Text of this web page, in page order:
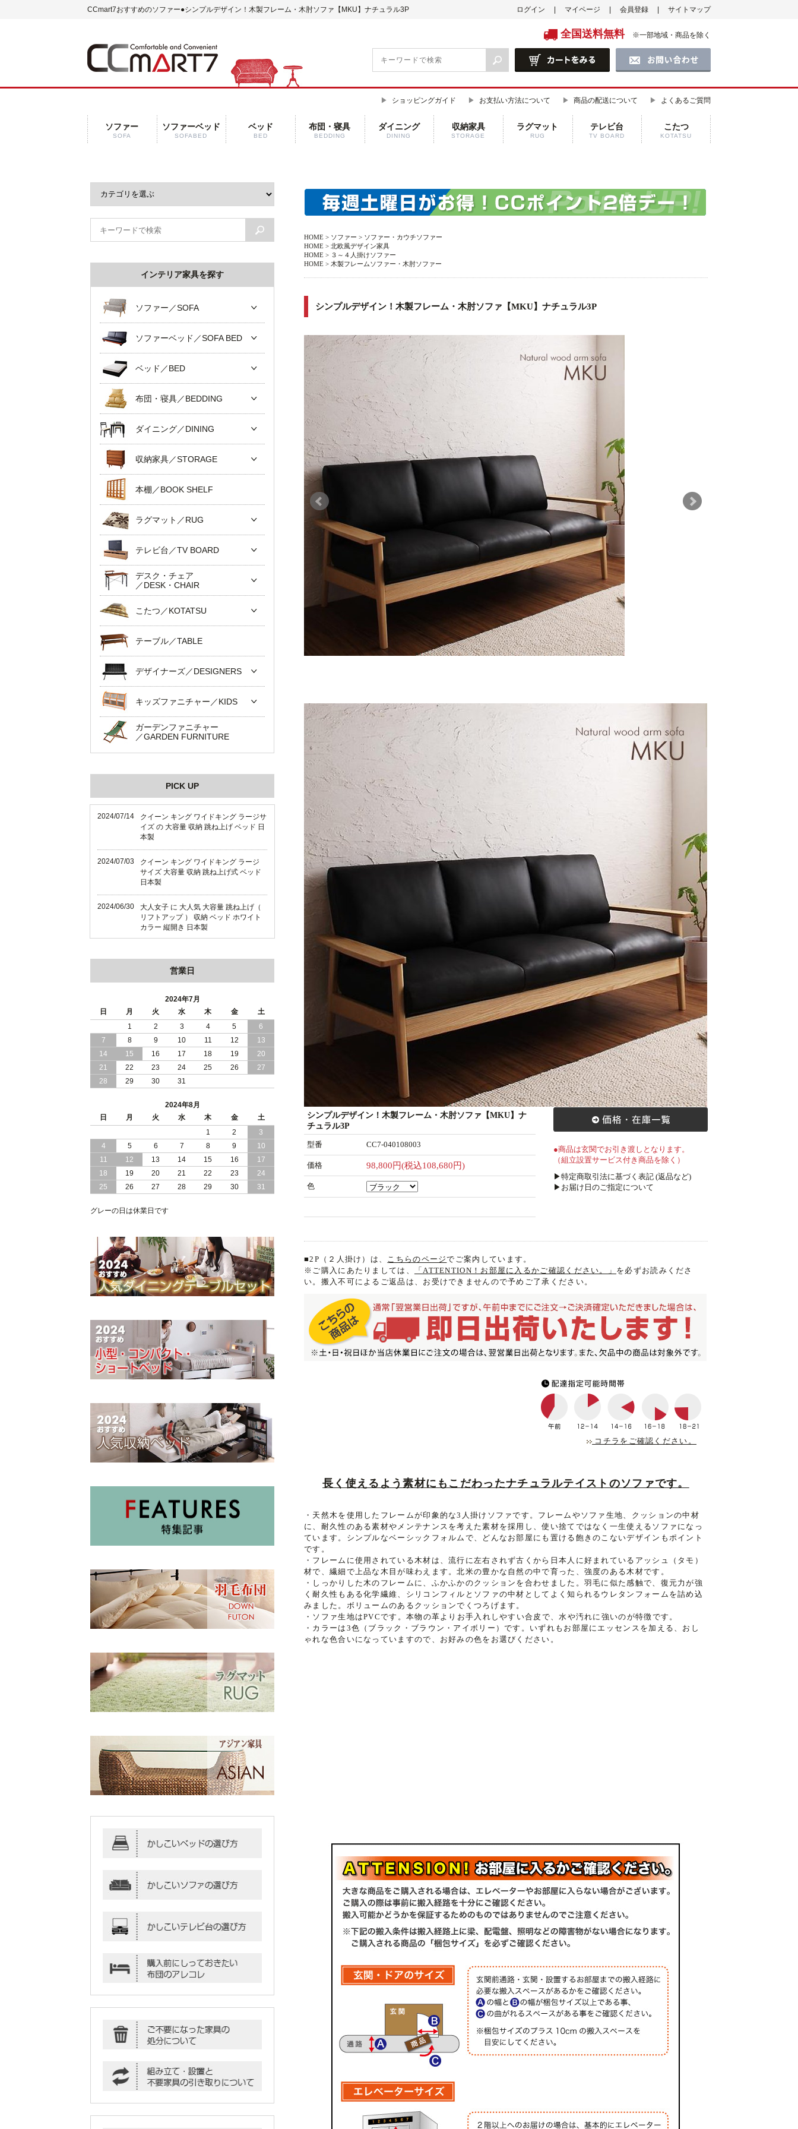
CCmart7おすすめのソファー●シンプルデザイン！木製フレーム・木肘ソファ【MKU】ナチュラル3P ログイン マイページ 会員登録 サイトマップ
全国送料無料 ※一部地域・商品を除く
ショッピングガイド お支払い方法について 商品の配送について よくあるご質問
ソファー
SOFA
ソファーベッド
SOFABED
ベッド
BED
布団・寝具
BEDDING
ダイニング
DINING
収納家具
STORAGE
ラグマット
RUG
テレビ台
TV BOARD
こたつ
KOTATSU
HOME > ソファー > ソファー・カウチソファー
HOME > 北欧風デザイン家具
HOME > ３～４人掛けソファー
HOME > 木製フレームソファー・木肘ソファー
シンプルデザイン！木製フレーム・木肘ソファ【MKU】ナチュラル3P
シンプルデザイン！木製フレーム・木肘ソファ【MKU】ナ
チュラル3P
型番 CC7-040108003
価格 98,800円(税込108,680円)
色
●商品は玄関でお引き渡しとなります。
（組立設置サービス付き商品を除く）
▶特定商取引法に基づく表記 (返品など)
▶お届け日のご指定について
■2P（２人掛け）は、 こちらのページでご案内しています。
※ご購入にあたりましては、
「ATTENTION！お部屋に入るかご確認ください。」 を必ずお読みくださ
い。搬入不可によるご返品は、お受けできませんので予めご了承ください。
コチラをご確認ください。
長く使えるよう素材にもこだわったナチュラルテイストのソファです。
・天然木を使用したフレームが印象的な3人掛けソファです。フレームやソファ生地、クッションの中材
に、耐久性のある素材やメンテナンスを考えた素材を採用し、使い捨てではなく一生使えるソファになっ
ています。シンプルなベーシックフォルムで、どんなお部屋にも置ける飽きのこないデザインもポイント
です。
・フレームに使用されている木材は、流行に左右されず古くから日本人に好まれているアッシュ（タモ）
材で、繊細で上品な木目が味わえます。北米の豊かな自然の中で育った、強度のある木材です。
・しっかりした木のフレームに、ふかふかのクッションを合わせました。羽毛に似た感触で、復元力が強
く耐久性もある化学繊維、シリコンフィルとソファの中材としてよく知られるウレタンフォームを詰め込
みました。ボリュームのあるクッションでくつろげます。
・ソファ生地はPVCです。本物の革よりお手入れしやすい合皮で、水や汚れに強いのが特徴です。
・カラーは3色（ブラック・ブラウン・アイボリー）です。いずれもお部屋にエッセンスを加える、おし
ゃれな色合いになっていますので、お好みの色をお選びください。
インテリア家具を探す
ソファー／SOFA
ソファーベッド／SOFA BED
ベッド／BED
布団・寝具／BEDDING
ダイニング／DINING
収納家具／STORAGE
本棚／BOOK SHELF
ラグマット／RUG
テレビ台／TV BOARD
デスク・チェア
／DESK・CHAIR
こたつ／KOTATSU
テーブル／TABLE
デザイナーズ／DESIGNERS
キッズファニチャー／KIDS
ガーデンファニチャー
／GARDEN FURNITURE
PICK UP
2024/07/14
クイーン キング ワイドキング ラージサ
イズ の 大容量 収納 跳ね上げ ベッド 日
本製
2024/07/03
クイーン キング ワイドキング ラージ
サイズ 大容量 収納 跳ね上げ式 ベッド
日本製
2024/06/30
大人女子 に 大人気 大容量 跳ね上げ（
リフトアップ ） 収納 ベッド ホワイト
カラー 縦開き 日本製
ワイトカラー 縦開き 日本製
全長190cm ショート丈 コンパクト 大容
量 収納力 の 跳ね上げ （ リフトアップ
） 式 ベッド 横開き 日本製
2024/05/27
日本製 大容量 収納 跳ね上げ式 リフト
アップ 横開き ヘッドボードレス ベッド
組立設置サービス付
2024/05/21
日本製 大容量 収納 跳ね上げ式 リフト
組立設置付
日本製 大容量 収納 跳ね上げ式 （ リフ
トアップ ） ベッド 横開き ヘッドボー
ド 組立設置 付き
2024/04/25
日本製 収納 跳ね上げ式 リフトアップ
ベッド 縦開き ヘッドボード 組立設置サ
営業日
2024年7月
日
月 火 水 木 金
土
1
2 3 4 5
6
7
8 9 10 11 12
13
14
15 16 17 18 19
20
21
22 23 24 25 26
27
28
29 30 31
2024年8月
日
月 火 水 木 金
土
1
2
3
4
5 6 7 8 9
10
11
12 13 14 15 16
17
18
19 20 21 22 23
24
25
26 27 28 29 30 31
グレーの日は休業日です